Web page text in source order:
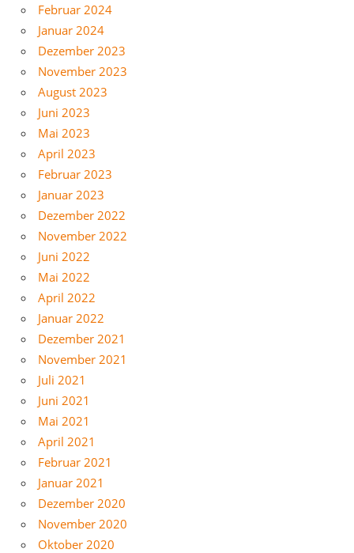
Februar 2024
Januar 2024
Dezember 2023
November 2023
August 2023
Juni 2023
Mai 2023
April 2023
Februar 2023
Januar 2023
Dezember 2022
November 2022
Juni 2022
Mai 2022
April 2022
Januar 2022
Dezember 2021
November 2021
Juli 2021
Juni 2021
Mai 2021
April 2021
Februar 2021
Januar 2021
Dezember 2020
November 2020
Oktober 2020